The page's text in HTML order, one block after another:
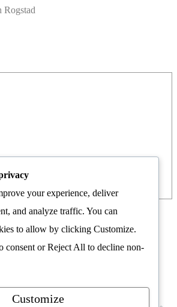
Rogstad
Norge
your experience, deliver
and analyze traffic. You can
to allow by clicking Customize.
consent orReject All to decline non-
Customize